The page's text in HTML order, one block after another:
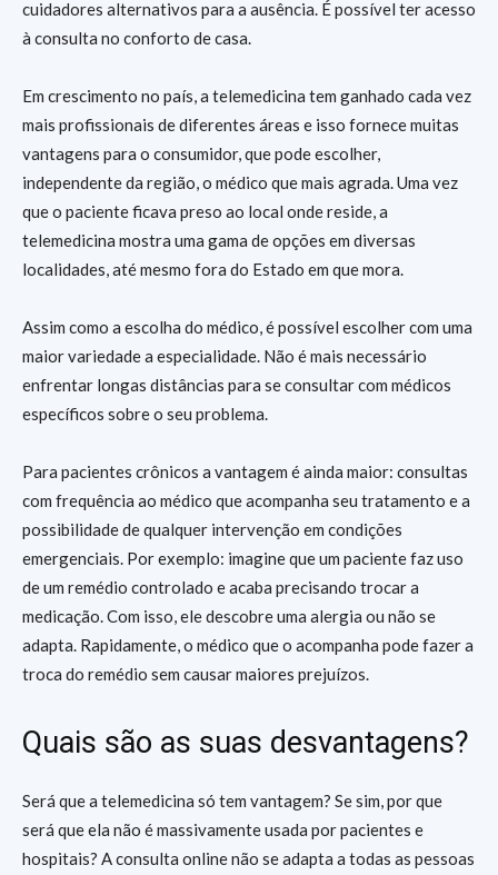
cuidadores alternativos para a ausência. É possível ter acesso
à consulta no conforto de casa.
Em crescimento no país, a telemedicina tem ganhado cada vez
mais profissionais de diferentes áreas e isso fornece muitas
vantagens para o consumidor, que pode escolher,
independente da região, o médico que mais agrada. Uma vez
que o paciente ficava preso ao local onde reside, a
telemedicina mostra uma gama de opções em diversas
localidades, até mesmo fora do Estado em que mora.
Assim como a escolha do médico, é possível escolher com uma
maior variedade a especialidade. Não é mais necessário
enfrentar longas distâncias para se consultar com médicos
específicos sobre o seu problema.
Para pacientes crônicos a vantagem é ainda maior: consultas
com frequência ao médico que acompanha seu tratamento e a
possibilidade de qualquer intervenção em condições
emergenciais. Por exemplo: imagine que um paciente faz uso
de um remédio controlado e acaba precisando trocar a
medicação. Com isso, ele descobre uma alergia ou não se
adapta. Rapidamente, o médico que o acompanha pode fazer a
troca do remédio sem causar maiores prejuízos.
Quais são as suas desvantagens?
Será que a telemedicina só tem vantagem? Se sim, por que
será que ela não é massivamente usada por pacientes e
hospitais? A consulta online não se adapta a todas as pessoas